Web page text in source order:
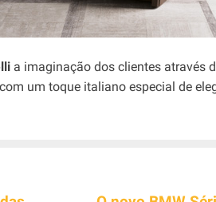
a imaginação dos clientes através
um toque italiano especial de